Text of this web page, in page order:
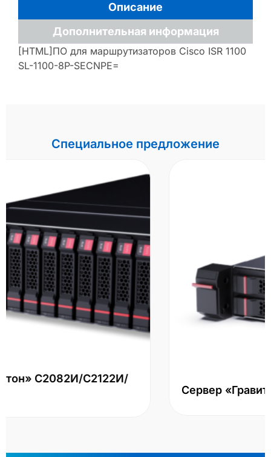
Описание
Дополнительная информация
[HTML]ПО для маршрутизаторов Cisco ISR 1100
SL-1100-8P-SECNPE=
Специальное предложение
Сервер «Гравитон» С1101И/С1041И